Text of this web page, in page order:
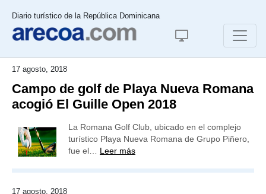
Diario turístico de la República Dominicana
17 agosto, 2018
Campo de golf de Playa Nueva Romana
acogió El Guille Open 2018
La Romana Golf Club, ubicado en el complejo
turístico Playa Nueva Romana de Grupo Piñero,
fue el… Leer más
17 agosto, 2018